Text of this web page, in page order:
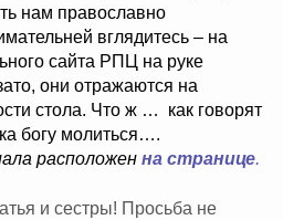
нам православно
вглядитесь – на
сайта РПЦ на руке
они отражаются на
стола. Что ж … как говорят
богу молиться….
расположен на странице.
и сестры! Просьба не